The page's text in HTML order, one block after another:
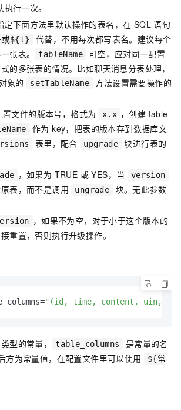
行一次。
定下面方法里默认操作的表名，在 SQL 语句
或${t}
代替，不用每次都写表名。建议每个
张表。
tableName
可空，应对同一配置
的多张表的情况。比如聊天消息分表处理，
象的
setTableName
方法设置需要操作的
置文件的版本号，格式为 x.x ，创建 table
作为 key，把表的版本存到数据库文
表里，配合 upgrade
块进行表的
，如果为 TRUE 或 YES，当 version
表，而不是调用 ungrade
块。无此参数
，如果不为空，对于小于这个版本的
重置，否则执行升级操作。
"(id, time, content, uin,
型的常量， table_columns
是常量的名
方为常量值，在配置文件里可以使用
${常